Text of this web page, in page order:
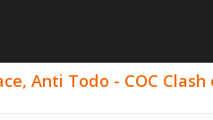
Anti Todo - COC Clash